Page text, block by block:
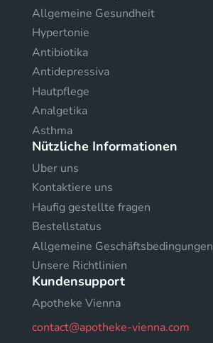
Allgemeine Gesundheit
Hypertonie
Antibiotika
Antidepressiva
Hautpflege
Analgetika
Asthma
Nützliche Informationen
Uber uns
Kontaktiere uns
Haufig gestellte fragen
Bestellstatus
Allgemeine Geschäftsbedingungen
Unsere Richtlinien
Kundensupport
Apotheke Vienna
contact@apotheke-vienna.com